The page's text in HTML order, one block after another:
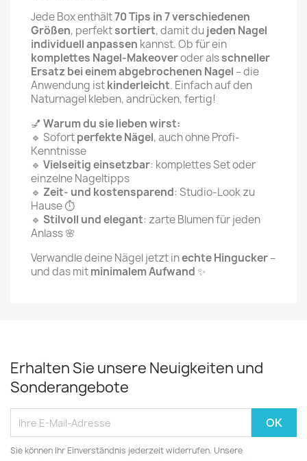
Jede Box enthält70 Tips in 7 verschiedenen
Größen, perfektsortiert, damit dujeden Nagel
individuell anpassen kannst. Ob für ein
komplettes Nagel-Makeoveroder alsschneller
Ersatz bei einem abgebrochenen Nagel – die
Anwendung istkinderleicht. Einfach auf den
Naturnagel kleben, andrücken, fertig!
💅 Warum du sie lieben wirst:
🔹 Sofortperfekte Nägel, auch ohne Profi-
Kenntnisse
🔹 Vielseitig einsetzbar: komplettes Set oder
einzelne Nageltipps
🔹 Zeit- und kostensparend: Studio-Look zu
Hause ⏱️
🔹 Stilvoll und elegant: zarte Blumen für jeden
Anlass 🌸
Verwandle deine Nägel jetzt inechte Hingucker–
und das mitminimalem Aufwand ✨
Erhalten Sie unsere Neuigkeiten und
Sonderangebote
Sie können Ihr Einverständnis jederzeit widerrufen. Unsere